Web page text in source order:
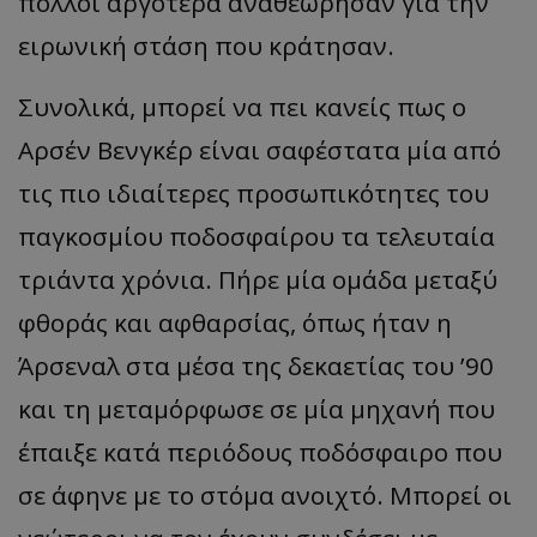
ειρωνική στάση που κράτησαν.
Συνολικά, μπορεί να πει κανείς πως ο
Αρσέν Βενγκέρ είναι σαφέστατα μία από
τις πιο ιδιαίτερες προσωπικότητες του
παγκοσμίου ποδοσφαίρου τα τελευταία
τριάντα χρόνια. Πήρε μία ομάδα μεταξύ
φθοράς και αφθαρσίας, όπως ήταν η
Άρσεναλ στα μέσα της δεκαετίας του ’90
και τη μεταμόρφωσε σε μία μηχανή που
έπαιξε κατά περιόδους ποδόσφαιρο που
σε άφηνε με το στόμα ανοιχτό. Μπορεί οι